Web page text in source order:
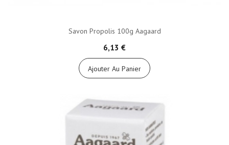
Savon Propolis 100g Aagaard
6,13 €
Ajouter Au Panier